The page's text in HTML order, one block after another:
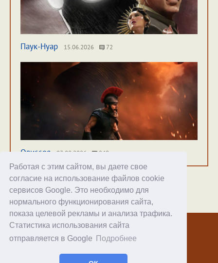
Работая с этим сайтом, вы даете свое
согласие на использование файлов cookie
сервисов Google. Это необходимо для
нормального функционирования сайта,
показа целевой рекламы и анализа трафика.
Статистика использования сайта
отправляется в Google
Подробнее
Паук-Нуар 15.06.2026 72
Одиссея 03.08.2026 249
Хостинг
© 1998–2026 Alex Exler
Facebook
RSS статей